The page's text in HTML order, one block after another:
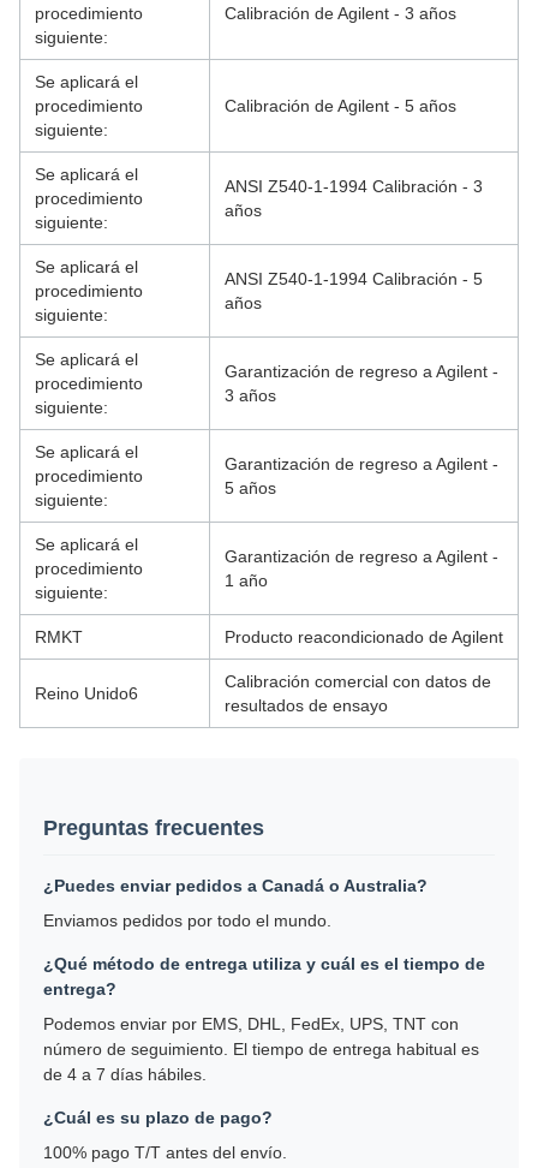
procedimiento
siguiente:
Calibración de Agilent - 3 años
Se aplicará el
procedimiento
siguiente:
Calibración de Agilent - 5 años
Se aplicará el
procedimiento
siguiente:
ANSI Z540-1-1994 Calibración - 3
años
Se aplicará el
procedimiento
siguiente:
ANSI Z540-1-1994 Calibración - 5
años
Se aplicará el
procedimiento
siguiente:
Garantización de regreso a Agilent -
3 años
Se aplicará el
procedimiento
siguiente:
Garantización de regreso a Agilent -
5 años
Se aplicará el
procedimiento
siguiente:
Garantización de regreso a Agilent -
1 año
RMKT Producto reacondicionado de Agilent
Reino Unido6
Calibración comercial con datos de
resultados de ensayo
Preguntas frecuentes
¿Puedes enviar pedidos a Canadá o Australia?
Enviamos pedidos por todo el mundo.
¿Qué método de entrega utiliza y cuál es el tiempo de
entrega?
Podemos enviar por EMS, DHL, FedEx, UPS, TNT con
número de seguimiento. El tiempo de entrega habitual es
de 4 a 7 días hábiles.
¿Cuál es su plazo de pago?
100% pago T/T antes del envío.